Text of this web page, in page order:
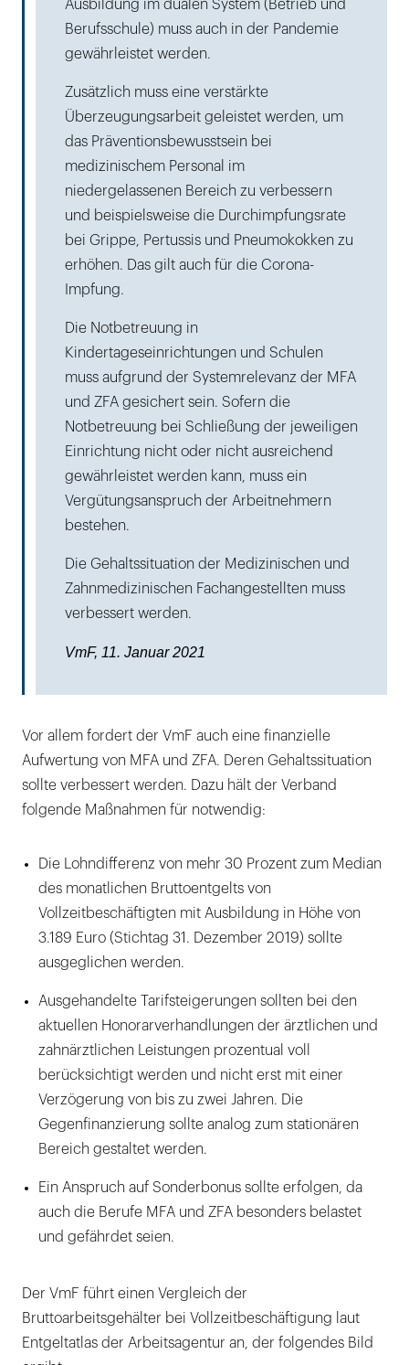
Ausbildung im dualen System (Betrieb und
Berufsschule) muss auch in der Pandemie
gewährleistet werden.
Zusätzlich muss eine verstärkte
Überzeugungsarbeit geleistet werden, um
das Präventionsbewusstsein bei
medizinischem Personal im
niedergelassenen Bereich zu verbessern
und beispielsweise die Durchimpfungsrate
bei Grippe, Pertussis und Pneumokokken zu
erhöhen. Das gilt auch für die Corona-
Impfung.
Die Notbetreuung in
Kindertageseinrichtungen und Schulen
muss aufgrund der Systemrelevanz der MFA
und ZFA gesichert sein. Sofern die
Notbetreuung bei Schließung der jeweiligen
Einrichtung nicht oder nicht ausreichend
gewährleistet werden kann, muss ein
Vergütungsanspruch der Arbeitnehmern
bestehen.
Die Gehaltssituation der Medizinischen und
Zahnmedizinischen Fachangestellten muss
verbessert werden.
VmF, 11. Januar 2021
Vor allem fordert der VmF auch eine finanzielle
Aufwertung von MFA und ZFA. Deren Gehaltssituation
sollte verbessert werden. Dazu hält der Verband
folgende Maßnahmen für notwendig:
Die Lohndifferenz von mehr 30 Prozent zum Median
des monatlichen Bruttoentgelts von
Vollzeitbeschäftigten mit Ausbildung in Höhe von
3.189 Euro (Stichtag 31. Dezember 2019) sollte
ausgeglichen werden.
Ausgehandelte Tarifsteigerungen sollten bei den
aktuellen Honorarverhandlungen der ärztlichen und
zahnärztlichen Leistungen prozentual voll
berücksichtigt werden und nicht erst mit einer
Verzögerung von bis zu zwei Jahren. Die
Gegenfinanzierung sollte analog zum stationären
Bereich gestaltet werden.
Ein Anspruch auf Sonderbonus sollte erfolgen, da
auch die Berufe MFA und ZFA besonders belastet
und gefährdet seien.
Der VmF führt einen Vergleich der
Bruttoarbeitsgehälter bei Vollzeitbeschäftigung laut
Entgeltatlas der Arbeitsagentur an, der folgendes Bild